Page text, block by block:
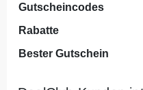
Gutscheincodes
Rabatte
Bester Gutschein